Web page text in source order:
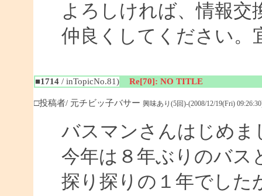
よろしければ、情報交
仲良くしてください。
■1714/ inTopicNo.81) Re[70]: NO TITLE
□投稿者/ 元チビッ子バサー 興味あり(5回)-(2008/12/19(Fri)
バスマンさんはじめま
今年は８年ぶりのバス
探り探りの１年でした